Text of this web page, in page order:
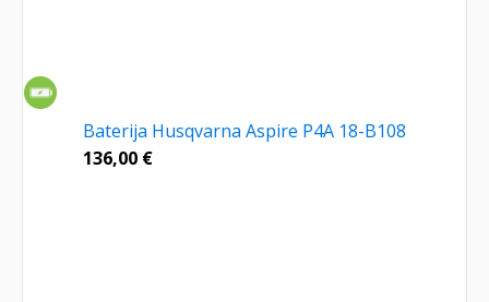
Baterija Husqvarna Aspire P4A 18-B108
136,00 €